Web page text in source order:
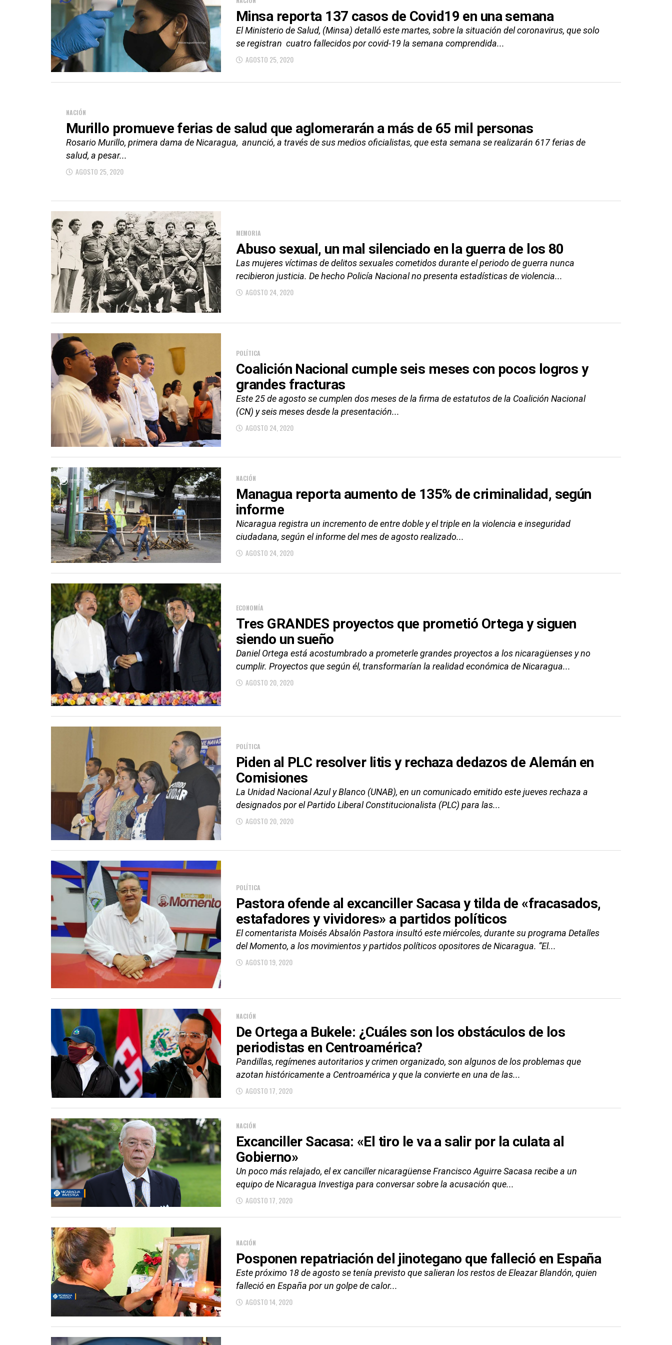
Minsa reporta 137 casos de Covid19 en una semana
El Ministerio de Salud, (Minsa) detalló este martes, sobre la situación del coronavirus, que solo
se registran cuatro fallecidos por covid-19 la semana comprendida...
AGOSTO 25, 2020
NACIÓN
Murillo promueve ferias de salud que aglomerarán a más de 65 mil personas
Rosario Murillo, primera dama de Nicaragua, anunció, a través de sus medios oficialistas, que esta semana se realizarán 617 ferias de
salud, a pesar...
AGOSTO 25, 2020
MEMORIA
Abuso sexual, un mal silenciado en la guerra de los 80
Las mujeres víctimas de delitos sexuales cometidos durante el periodo de guerra nunca
recibieron justicia. De hecho Policía Nacional no presenta estadísticas de violencia...
AGOSTO 24, 2020
POLÍTICA
Coalición Nacional cumple seis meses con pocos logros y
grandes fracturas
Este 25 de agosto se cumplen dos meses de la firma de estatutos de la Coalición Nacional
(CN) y seis meses desde la presentación...
AGOSTO 24, 2020
NACIÓN
Managua reporta aumento de 135% de criminalidad, según
informe
Nicaragua registra un incremento de entre doble y el triple en la violencia e inseguridad
ciudadana, según el informe del mes de agosto realizado...
AGOSTO 24, 2020
ECONOMÍA
Tres GRANDES proyectos que prometió Ortega y siguen
siendo un sueño
Daniel Ortega está acostumbrado a prometerle grandes proyectos a los nicaragüenses y no
cumplir. Proyectos que según él, transformarían la realidad económica de Nicaragua...
AGOSTO 20, 2020
POLÍTICA
Piden al PLC resolver litis y rechaza dedazos de Alemán en
Comisiones
La Unidad Nacional Azul y Blanco (UNAB), en un comunicado emitido este jueves rechaza a
designados por el Partido Liberal Constitucionalista (PLC) para las...
AGOSTO 20, 2020
POLÍTICA
Pastora ofende al excanciller Sacasa y tilda de «fracasados,
estafadores y vividores» a partidos políticos
El comentarista Moisés Absalón Pastora insultó este miércoles, durante su programa Detalles
del Momento, a los movimientos y partidos políticos opositores de Nicaragua. “El...
AGOSTO 19, 2020
NACIÓN
De Ortega a Bukele: ¿Cuáles son los obstáculos de los
periodistas en Centroamérica?
Pandillas, regímenes autoritarios y crimen organizado, son algunos de los problemas que
azotan históricamente a Centroamérica y que la convierte en una de las...
AGOSTO 17, 2020
NACIÓN
Excanciller Sacasa: «El tiro le va a salir por la culata al
Gobierno»
Un poco más relajado, el ex canciller nicaragüense Francisco Aguirre Sacasa recibe a un
equipo de Nicaragua Investiga para conversar sobre la acusación que...
AGOSTO 17, 2020
NACIÓN
Posponen repatriación del jinotegano que falleció en España
Este próximo 18 de agosto se tenía previsto que salieran los restos de Eleazar Blandón, quien
falleció en España por un golpe de calor...
AGOSTO 14, 2020